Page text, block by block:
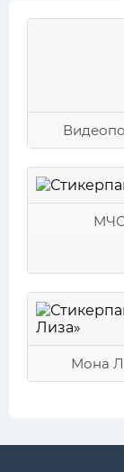
МЧС
Мона